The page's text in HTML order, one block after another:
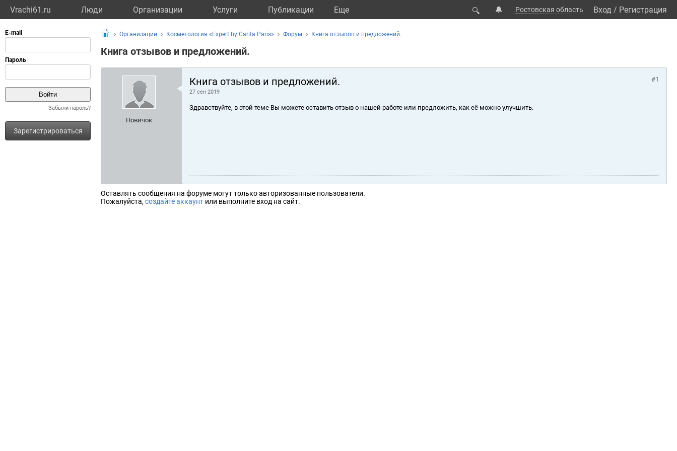
Vrachi61.ru Люди Организации Услуги Публикации Eще 🔍 🔔 Ростовская область Вход / Регистрация
Забыли пароль?
Зарегистрироваться
Организации Косметология «Expert by Carita Paris» Форум Книга отзывов и предложений.
Книга отзывов и предложений.
Новичок
Книга отзывов и предложений.
27 сен 2019
#1
Здравствуйте, в этой теме Вы можете оставить отзыв о нашей работе или предложить, как её можно улучшить.
Оставлять сообщения на форуме могут только авторизованные пользователи.
Пожалуйста, создайте аккаунт или выполните вход на сайт.